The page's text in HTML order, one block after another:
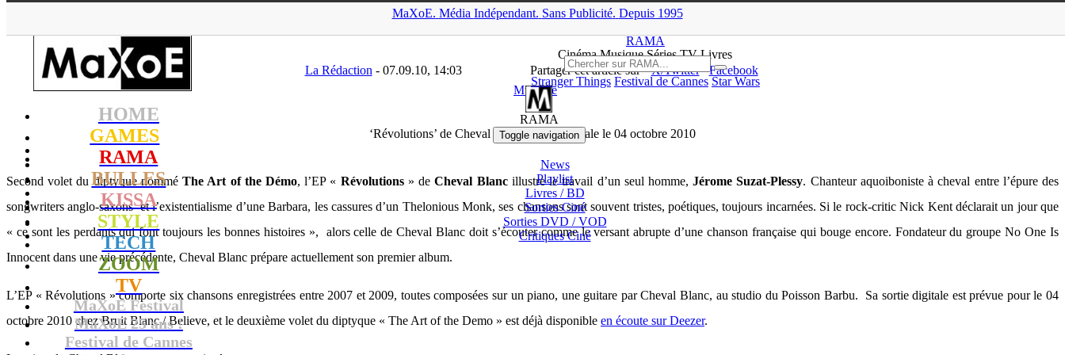
MaXoE. Média Indépendant. Sans Publicité. Depuis 1995
HOME
GAMES
RAMA
BULLES
KISSA
STYLE
TECH
ZOOM
TV
MaXoE Festival
MaXoE 25 ans !
Festival de Cannes
RAMA
CinémaMusique SériesTVLivres
Stranger Things Festival de Cannes Star Wars
RAMA
Toggle navigation
News
Playlist
Livres / BD
Sorties Ciné
Sorties DVD / VOD
CritiquesCiné
▲
La Rédaction - 07.09.10, 14:03 Partager cet article sur X/Twitter
Facebook
Musique
‘Révolutions’ de Cheval Blanc : sortie digitale le 04 octobre 2010
Second volet du diptyque nomméThe Art of the Démo, l’EP « Révolutions» deCheval Blancillustre le travail d’un seul homme,Jérome Suzat-Plessy. Chanteur aquoiboniste à cheval entre l’épure des
songwriters anglo-saxons et l’existentialisme d’une Barbara, les cassures d’un Thelonious Monk, ses chansons sont souvent tristes, poétiques, toujours incarnées. Si le rock-critic Nick Kent déclarait un jour que
« ce sont les perdants qui font toujours les bonnes histoires », alors celle de Cheval Blanc doit s’écouter comme le versant abrupte d’une chanson française qui bouge encore. Fondateur du groupe No One Is
Innocent dans une vie précédente, Cheval Blanc prépare actuellement son premier album.
L’EP « Révolutions » comporte six chansons enregistrées entre 2007 et 2009, toutes composées sur un piano, une guitare par Cheval Blanc, au studio du Poisson Barbu. Sa sortie digitale est prévue pour le 04
octobre 2010 chez Bruit Blanc / Believe, et le deuxième volet du diptyque « The Art of the Demo » est déjà disponible en écoute sur Deezer.